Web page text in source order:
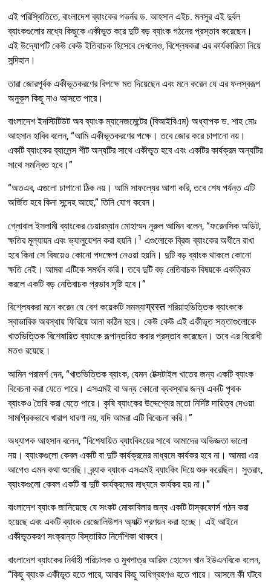
এই পরিস্থিতিতে, বাংলাদেশ ব্যাংকের গভর্নর ড. আহসান এইচ. মনসুর এই দুর্বল
ব্যাংকগুলোর মধ্যে কিছুকে একীভূত করে দুটি বড় ব্যাংক গঠনের প্রস্তাব করেছেন।
এই উদ্যোগটি কেউ কেউ ইতিবাচক হিসেবে দেখলেও, বিশ্লেষকরা এর কার্যকারিতা নিয়ে
সন্দিহান।
তারা জোরপূর্বক একীভূতকরণের বিপক্ষে মত দিয়েছেন এবং মনে করেন যে এর ফলস্বরূপ
অনুকূল কিছু নাও আসতে পারে।
বাংলাদেশ ইনস্টিটিউট অব ব্যাংক ম্যানেজমেন্টের (বিআইবিএম) অধ্যাপক ড. শাহ মোঃ
আহসান হাবিব বলেন, “আমি একীভূতকরণের পক্ষে। তবে জোর করে চাপানো নয়।
একটি ব্যাংকের ব্যালেন্স শীট অন্যটির সাথে একীভূত হবে এবং একটির কার্যক্রম অন্যটির
সাথে সমন্বিত হবে।”
“অতএব, এগুলো চাপানো ঠিক নয়। আমি সাফল্যের আশা করি, তবে শেষ পর্যন্ত এটি
অর্জিত হবে কিনা সন্দেহ আছে,” তিনি যোগ করেন।
গ্লোবাল ইসলামী ব্যাংকের চেয়ারম্যান মোহাম্মদ নুরুল আমিন বলেন, “ফরেনসিক অডিট,
ক্ষতির মূল্যায়ন এবং ভ্যালুয়েশন করা হয়নি। 1 এগুলোকে ব্রিজ ব্যাংকের অধীনে রাখা
হবে কিনা সে বিষয়েও কোনো পদক্ষেপ নেওয়া হয়নি। দুটি বড় ব্যাংক থাকলে কোনো
ক্ষতি নেই। আমরা এটিকে সমর্থন করি। তবে দুটি বড় নেতিবাচক বিষয়কে একত্রিত
করলে একটি বড় নেতিবাচক প্রভাব সৃষ্টি হবে।”
বিশ্লেষকরা মনে করেন যে বেশ কয়েকটি সমস্যাग्रस्त শরিয়াহভিত্তিক ব্যাংককে
স্বাভাবিক অবস্থায় ফিরিয়ে আনা কঠিন হবে। কেউ কেউ এই একীভূত সত্তাগুলোকে
খাতভিত্তিক বিশেষায়িত ব্যাংকে রূপান্তরিত করার প্রস্তাব করেছেন। তবে এর বিরোধী
মতও রয়েছে।
আমিন পরামর্শ দেন, “খাতভিত্তিক ব্যাংক, যেমন টেক্সটাইল খাতের জন্য একটি ব্যাংক
বিবেচনা করা যেতে পারে। এসএমই বা অন্য কোনো ব্যবস্থার জন্য একটি পৃথক
ব্যাংকও তৈরি করা যেতে পারে। কৃষি ব্যাংকের উদ্দেশ্যের মতো নির্দিষ্ট দায়িত্ব দেওয়া
সামগ্রিকভাবে খারাপ ধারণা নয়, যদি আমরা এটি বিবেচনা করি।”
অধ্যাপক আহসান বলেন, “বিশেষায়িত ব্যাংকিংয়ের সাথে আমাদের অভিজ্ঞতা ভালো
নয়। ব্যাংকগুলো কেবল একটি বা দুটি কার্যক্রমের মাধ্যমে কার্যকর হবে না। আমরা এর
আগেও এমন কথা শুনেছি। ব্র্যাক ব্যাংক এসএমই ব্যাংকিং দিয়ে শুরু করেছিল। সুতরাং,
ব্যাংকগুলো কেবল একটি বা দুটি কার্যক্রমের মাধ্যমে কার্যকর হয় না।”
বাংলাদেশ ব্যাংক জানিয়েছে যে সংকট মোকাবিলার জন্য একটি টাস্কফোর্স গঠন করা
হয়েছে এবং একটি ব্যাংক রেজোলিউশন অ্যাক্ট প্রণয়ন করা হচ্ছে। এই আইনে
একীভূতকরণ সংক্রান্ত বিস্তারিত নির্দেশিকা থাকবে।
বাংলাদেশ ব্যাংকের নির্বাহী পরিচালক ও মুখপাত্র আরিফ হোসেন খান ইউএনবিকে বলেন,
“কিছু ব্যাংক একীভূত হতে পারে, আবার কিছু অধিগ্রহণও হতে পারে। আসলে কী ঘটবে